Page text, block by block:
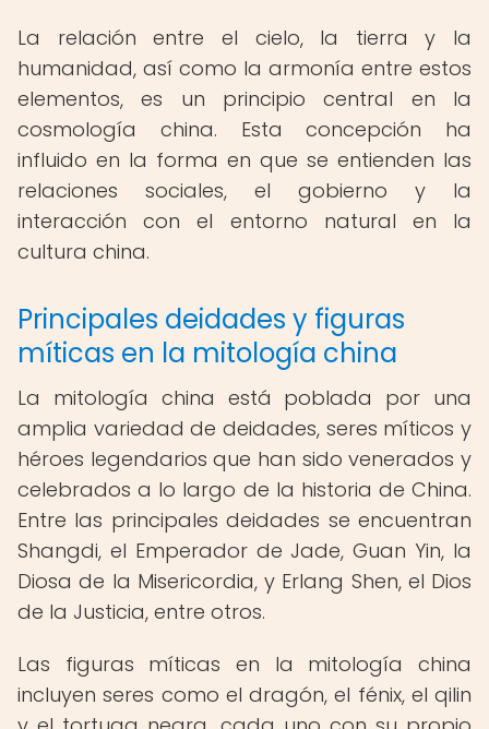
La relación entre el cielo, la tierra y la
humanidad, así como la armonía entre estos
elementos, es un principio central en la
cosmología china. Esta concepción ha
influido en la forma en que se entienden las
relaciones sociales, el gobierno y la
interacción con el entorno natural en la
cultura china.
Principales deidades y figuras
míticas en la mitología china
La mitología china está poblada por una
amplia variedad de deidades, seres míticos y
héroes legendarios que han sido venerados y
celebrados a lo largo de la historia de China.
Entre las principales deidades se encuentran
Shangdi, el Emperador de Jade, Guan Yin, la
Diosa de la Misericordia, y Erlang Shen, el Dios
de la Justicia, entre otros.
Las figuras míticas en la mitología china
incluyen seres como el dragón, el fénix, el qilin